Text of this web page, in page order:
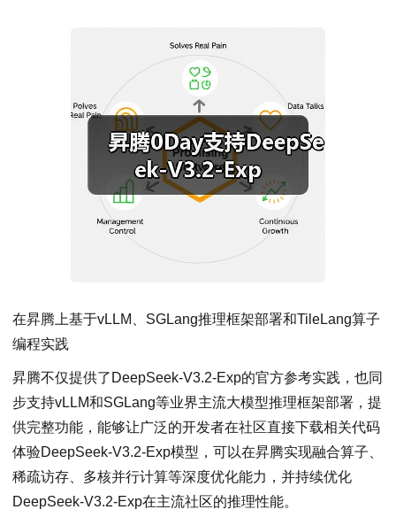
在昇腾上基于vLLM、SGLang推理框架部署和TileLang算子
编程实践
昇腾不仅提供了DeepSeek-V3.2-Exp的官方参考实践，也同
步支持vLLM和SGLang等业界主流大模型推理框架部署，提
供完整功能，能够让广泛的开发者在社区直接下载相关代码
体验DeepSeek-V3.2-Exp模型，可以在昇腾实现融合算子、
稀疏访存、多核并行计算等深度优化能力，并持续优化
DeepSeek-V3.2-Exp在主流社区的推理性能。